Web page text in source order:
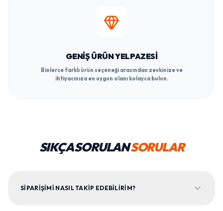
GENIŞ ÜRÜN YELPAZESI
Binlerce farklı ürün seçeneği arasından zevkinize ve
ihtiyacınıza en uygun olanı kolayca bulun.
SIKÇA SORULANSORULAR
SIPARIŞIMI NASIL TAKIP EDEBILIRIM?